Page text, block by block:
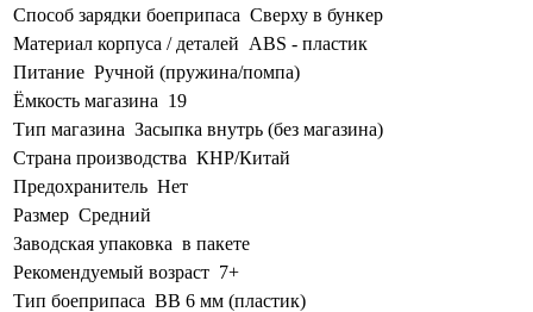
Способ зарядки боеприпаса Сверху в бункер
Материал корпуса / деталей ABS - пластик
Питание Ручной (пружина/помпа)
Ёмкость магазина 19
Тип магазина Засыпка внутрь (без магазина)
Страна производства КНР/Китай
Предохранитель Нет
Размер Средний
Заводская упаковка в пакете
Рекомендуемый возраст 7+
Тип боеприпаса BB 6 мм (пластик)